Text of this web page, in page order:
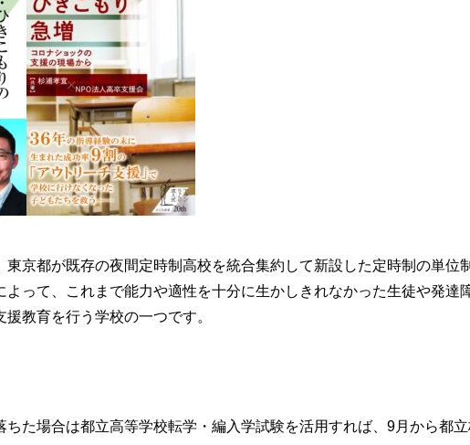
京都が既存の夜間定時制高校を統合集約して新設した定時制の単位
よって、これまで能力や適性を十分に生かしきれなかった生徒や発達
教育を行う学校の一つです。
た場合は都立高等学校転学・編入学試験を活用すれば、9月から都立